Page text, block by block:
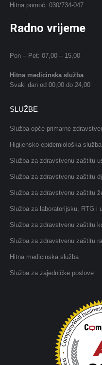
Hitna pomoć: 030/734-047
Radno vrijeme
Pon – Pet: 07,00 – 15,00
Hitna medicinska služba
Svaki dan od 00,00 do 24,00
SLUŽBE
Služba opće primarne
Higijensko epidemiološka služba
Služba za zdravstvenu zaštitu
Služba za zdravstvenu zaštitu
Služba za zdravstvenu zaštitu
Služba za laboratorijsku, RTG i
Služba za zdravstvenu zaštitu
Služba za zdravstvenu zaštitu
Hitna medicinska služba
Služba za zajedničke poslove